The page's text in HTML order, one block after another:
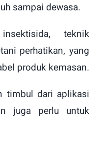
sampai dewasa.
teknik
perhatikan, yang
produk kemasan.
timbul dari aplikasi
juga perlu untuk